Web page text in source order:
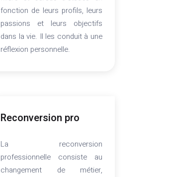
fonction de leurs profils, leurs
passions et leurs objectifs
dans la vie. Il les conduit à une
réflexion personnelle.
Reconversion pro
La reconversion
professionnelle consiste au
changement de métier,